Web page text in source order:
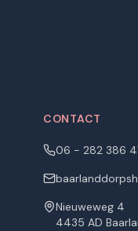
CONTACT
06 - 282 386
Nieuweweg 4
4435 AD